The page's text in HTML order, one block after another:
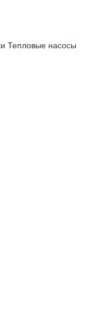
Тепловые насосы